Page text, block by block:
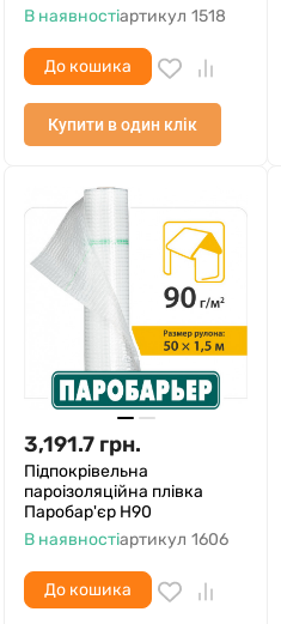
В наявностіартикул 1518
До кошика
Купити в один клік
3,191.7 грн.
Підпокрівельна
пароізоляційна плівка
Паробар'єр Н90
В наявностіартикул 1606
До кошика